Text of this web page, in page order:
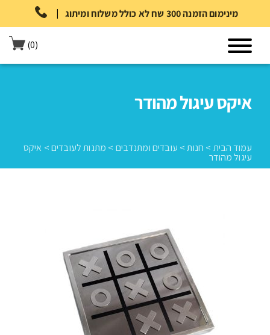
| מינימום הזמנה 300 שח לא כולל משלוח ומיתוג
(0)
איקס עיגול מהודר
עמוד הבית > חנות> עובדים ומתנדבים > מתנות לעובדים> איקס
עיגול מהודר